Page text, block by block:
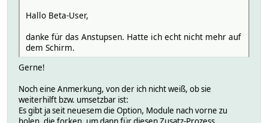
Hallo Beta-User,
danke für das Anstupsen. Hatte ich echt nicht mehr auf
dem Schirm.
Gerne!
Noch eine Anmerkung, von der ich nicht weiß, ob sie
weiterhilft bzw. umsetzbar ist:
Es gibt ja seit neuesem die Option, Module nach vorne zu